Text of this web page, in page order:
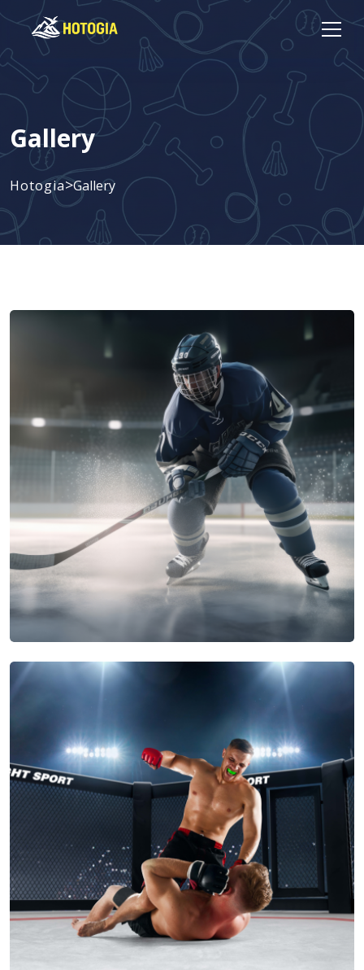
Gallery
Hotogia>Gallery